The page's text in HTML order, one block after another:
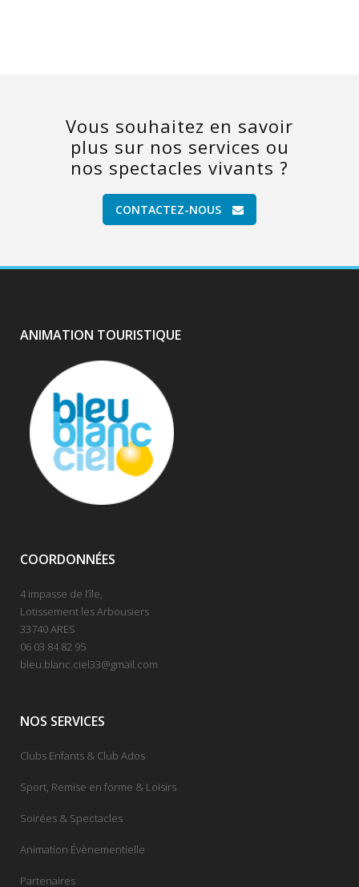
Vous souhaitez en savoir
plus sur nos services ou
nos spectacles vivants ?
CONTACTEZ-NOUS
ANIMATION TOURISTIQUE
COORDONNÉES
4 impasse de l’île,
Lotissement les Arbousiers
33740 ARES
06 03 84 82 95
bleu.blanc.ciel33@gmail.com
NOS SERVICES
Clubs Enfants & Club Ados
Sport, Remise en forme & Loisirs
Soirées & Spectacles
Animation Évènementielle
Partenaires